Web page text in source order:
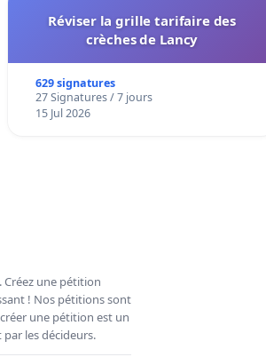
Réviser la grille tarifaire des
crèches de Lancy
629 signatures
27 Signatures / 7 jours
15 Jul 2026
une pétition
! Nos pétitions sont
une pétition est un
les décideurs.